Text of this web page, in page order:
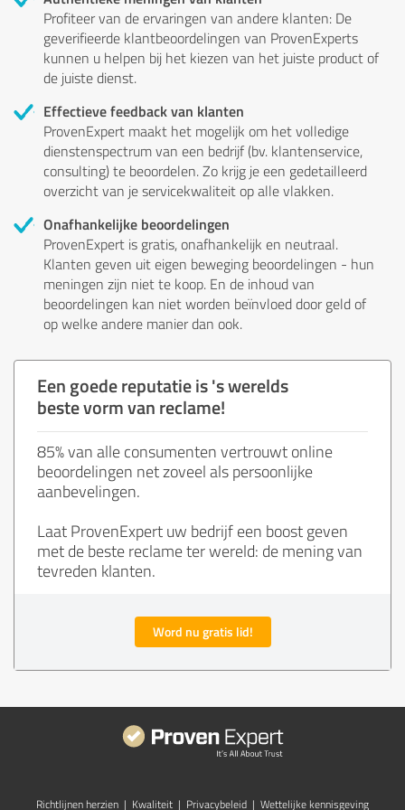
Profiteer van de ervaringen van andere klanten: De
geverifieerde klantbeoordelingen van ProvenExperts
kunnen u helpen bij het kiezen van het juiste product of
de juiste dienst.
Effectieve feedback van klanten
ProvenExpert maakt het mogelijk om het volledige
dienstenspectrum van een bedrijf (bv. klantenservice,
consulting) te beoordelen. Zo krijg je een gedetailleerd
overzicht van je servicekwaliteit op alle vlakken.
Onafhankelijke beoordelingen
ProvenExpert is gratis, onafhankelijk en neutraal.
Klanten geven uit eigen beweging beoordelingen - hun
meningen zijn niet te koop. En de inhoud van
beoordelingen kan niet worden beïnvloed door geld of
op welke andere manier dan ook.
Een goede reputatie is 's werelds
beste vorm van reclame!
85% van alle consumenten vertrouwt online
beoordelingen net zoveel als persoonlijke
aanbevelingen.
Laat ProvenExpert uw bedrijf een boost geven
met de beste reclame ter wereld: de mening van
tevreden klanten.
Word nu gratis lid!
Richtlijnen herzien | Kwaliteit | Privacybeleid | Wettelijke kennisgeving